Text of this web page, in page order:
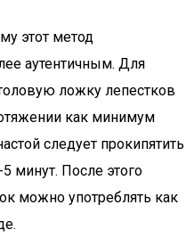
этот метод
аутентичным. Для
ложку лепестков
как минимум
следует прокипятить
минут. После этого
можно употреблять как